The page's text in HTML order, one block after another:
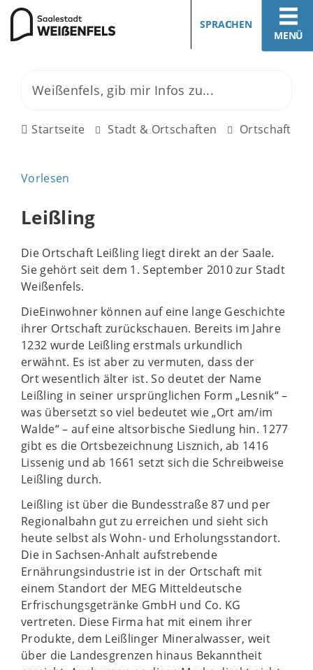
MENÜ
SPRACHEN
Startseite Stadt & Ortschaften Ortschaften
Vorlesen
Leißling
Die Ortschaft Leißling liegt direkt an der Saale.
Sie gehört seit dem 1. September 2010 zur Stadt
Weißenfels.
DieEinwohner können auf eine lange Geschichte
ihrer Ortschaft zurückschauen. Bereits im Jahre
1232 wurde Leißling erstmals urkundlich
erwähnt. Es ist aber zu vermuten, dass der
Ort wesentlich älter ist. So deutet der Name
Leißling in seiner ursprünglichen Form „Lesnik“ –
was übersetzt so viel bedeutet wie „Ort am/im
Walde“ – auf eine altsorbische Siedlung hin. 1277
gibt es die Ortsbezeichnung Lisznich, ab 1416
Lissenig und ab 1661 setzt sich die Schreibweise
Leißling durch.
Leißling ist über die Bundesstraße 87 und per
Regionalbahn gut zu erreichen und sieht sich
heute selbst als Wohn- und Erholungsstandort.
Die in Sachsen-Anhalt aufstrebende
Ernährungsindustrie ist in der Ortschaft mit
einem Standort der MEG Mitteldeutsche
Erfrischungsgetränke GmbH und Co. KG
vertreten. Diese Firma hat mit einem ihrer
Produkte, dem Leißlinger Mineralwasser, weit
über die Landesgrenzen hinaus Bekanntheit